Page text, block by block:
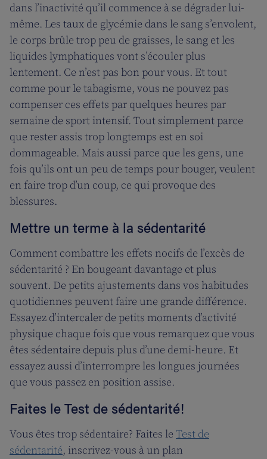
dans l’inactivité qu’il commence à se dégrader lui-
même. Les taux de glycémie dans le sang s’envolent,
le corps brûle trop peu de graisses, le sang et les
liquides lymphatiques vont s’écouler plus
lentement. Ce n’est pas bon pour vous. Et tout
comme pour le tabagisme, vous ne pouvez pas
compenser ces effets par quelques heures par
semaine de sport intensif. Tout simplement parce
que rester assis trop longtemps est en soi
dommageable. Mais aussi parce que les gens, une
fois qu’ils ont un peu de temps pour bouger, veulent
en faire trop d’un coup, ce qui provoque des
blessures.
Mettre un terme à la sédentarité
Comment combattre les effets nocifs de l’excès de
sédentarité ? En bougeant davantage et plus
souvent. De petits ajustements dans vos habitudes
quotidiennes peuvent faire une grande différence.
Essayez d’intercaler de petits moments d’activité
physique chaque fois que vous remarquez que vous
êtes sédentaire depuis plus d’une demi-heure. Et
essayez aussi d’interrompre les longues journées
que vous passez en position assise.
Faites le Test de sédentarité!
Vous êtes trop sédentaire? Faites le Test de
sédentarité, inscrivez-vous à un plan